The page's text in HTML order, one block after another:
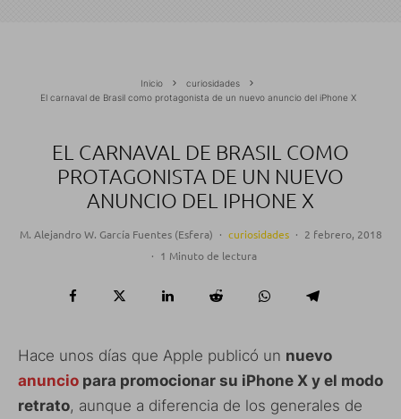
Inicio
curiosidades
El carnaval de Brasil como protagonista de un nuevo anuncio del iPhone X
EL CARNAVAL DE BRASIL COMO
PROTAGONISTA DE UN NUEVO
ANUNCIO DEL IPHONE X
M. Alejandro W. García Fuentes (Esfera) · curiosidades · 2 febrero, 2018
· 1 Minuto de lectura
Hace unos días que Apple publicó un nuevo
anuncio para promocionar su iPhone X y el modo
retrato, aunque a diferencia de los generales de